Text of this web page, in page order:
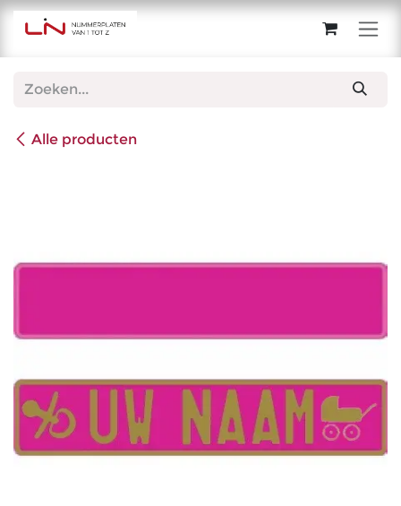
Overslaan naar inhoud
Alle producten